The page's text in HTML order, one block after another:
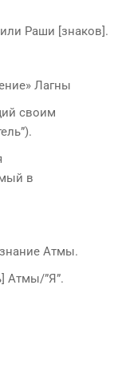
Раши [знаков].
Лагны
своим
в
Атмы.
Атмы/”Я”.